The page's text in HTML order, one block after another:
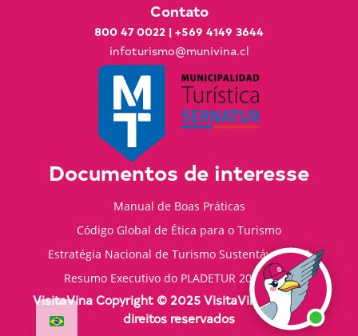
Contato
800 47 0022 | +569 4149 3644
infoturismo@munivina.cl
Documentos de interesse
Manual de Boas Práticas
Código Global de Ética para o Turismo
Estratégia Nacional de Turismo Sustentável 2035
Resumo Executivo do PLADETUR 2025-2023
VisitaVina Copyright © 2025 VisitaVina - Todos os
direitos reservados